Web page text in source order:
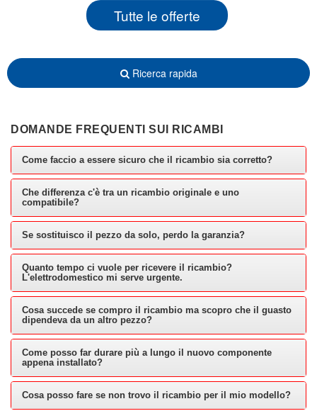
Tutte le offerte
Ricerca rapida
DOMANDE FREQUENTI SUI RICAMBI
Come faccio a essere sicuro che il ricambio sia corretto?
Che differenza c'è tra un ricambio originale e uno
compatibile?
Se sostituisco il pezzo da solo, perdo la garanzia?
Quanto tempo ci vuole per ricevere il ricambio?
L'elettrodomestico mi serve urgente.
Cosa succede se compro il ricambio ma scopro che il guasto
dipendeva da un altro pezzo?
Come posso far durare più a lungo il nuovo componente
appena installato?
Cosa posso fare se non trovo il ricambio per il mio modello?